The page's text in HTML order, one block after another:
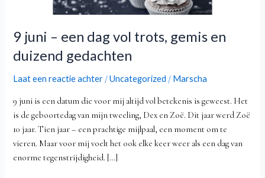
9 juni – een dag vol trots, gemis en
duizend gedachten
Laat een reactie achter /Uncategorized / Marscha
9 juni is een datum die voor mij altijd vol betekenis is geweest. Het
is de geboortedag van mijn tweeling, Dex en Zoë. Dit jaar werd Zoë
10 jaar. Tien jaar – een prachtige mijlpaal, een moment om te
vieren. Maar voor mij voelt het ook elke keer weer als een dag van
enorme tegenstrijdigheid. […]
gemis
en
gedachten